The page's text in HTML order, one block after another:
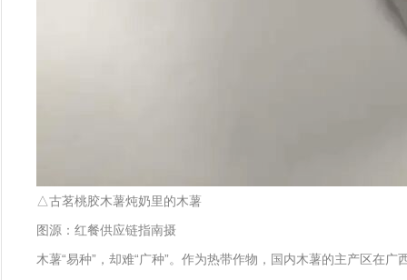
△古茗桃胶木薯炖奶里的木薯
图源：红餐供应链指南摄
木薯“易种”，却难“广种”。作为热带作物，国内木薯的主产区在